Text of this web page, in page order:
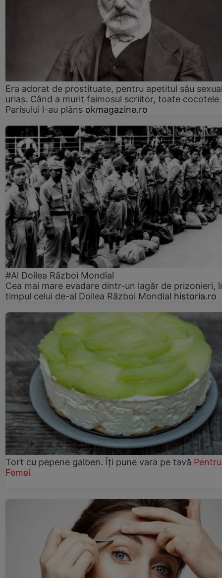
Era adorat de prostituate, pentru apetitul său
uriaș. Când a murit faimosul scriitor, toate cocotele
Parisului l-au plâns okmagazine.ro
#Al Doilea Război Mondial
Cea mai mare evadare dintr-un lagăr de prizonieri,
timpul celui de-al Doilea Război Mondial historia.ro
Tort cu pepene galben. Îți pune vara pe tavă Pentru
Femei